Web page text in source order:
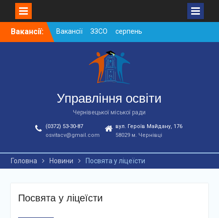
SkipВакансії:
Вакансії ЗЗСО серпень
2026
Вакансії у ЗДО та
дошкільних підрозділах
ЗЗСО станом на
01.08.2026 р.
Управління освіти
Чернівецької міської ради
(0372) 53-30-87
osvitacv@gmail.com
вул. Героїв Майдану, 176
58029 м. Чернівці
Головна Новини Посвята у ліцеїсти
Посвята у ліцеїсти